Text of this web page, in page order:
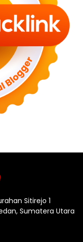
Sitirejo 1
Sumatera Utara